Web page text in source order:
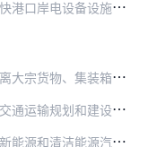
造项目纳入环评审批绿色通道。全国主要港口和船舶排放控制区内的…
2018年年底前，沿海主要港口和唐山港、黄骅港的煤炭集港改由铁…
科学有序提升铁路和水路运力。符合运输结构调整方向的铁水联运、…
、通勤、轻型物流配送车辆采用新能源或清洁能源汽车，重点区域使…